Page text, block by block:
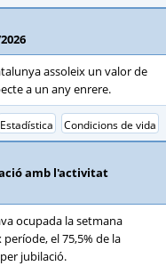
assoleix un valor de
a un any enrere.
Condicions de vida
Estadística
amb l'activitat
ocupada la setmana
el 75,5% de la
jubilació.